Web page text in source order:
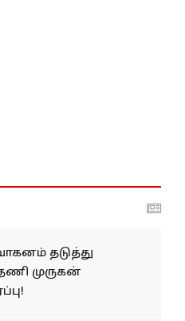
தடுத்து
முருகன்